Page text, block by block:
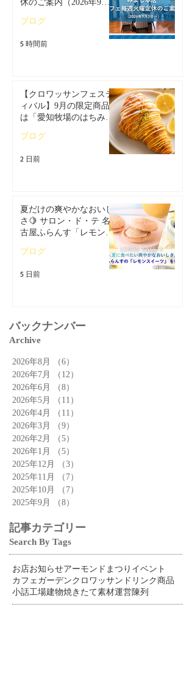
休のご案内（2026年9月1
ブログ
5 時間前
【クロワッサンフェステ
ィバル】9月の限定商品
は「愛知牧場のはちみつ
ン」🥐🍋
ブログ
2 日前
夏だけの爽やかなおいし
さ🍋 サロン・ド・テ 名
古屋ふらんす「レモンス
ブログ
5 日前
バックナンバー
Archive
2026年8月 （6）
2026年7月
（12）
2026年6月
（8）
2026年5月
（11）
2026年4月
（11）
2026年3月
（9）
2026年2月
（5）
2026年1月
（5）
2025年12月
（3）
2025年11月
（7）
2025年10月
（7）
2025年9月
（8）
記事カテゴリー
Search By Tags
お店お知らせアーモンドまつり イベント
カフェ ガーデンクロワッサン ドリンク商品
小話工場建物焼きたて素材運営陳列